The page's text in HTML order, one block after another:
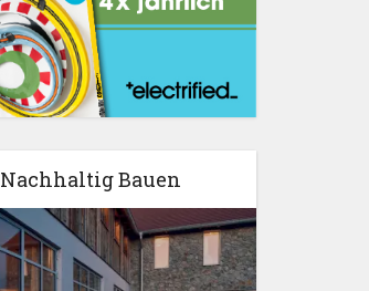
Nachhaltig Bauen